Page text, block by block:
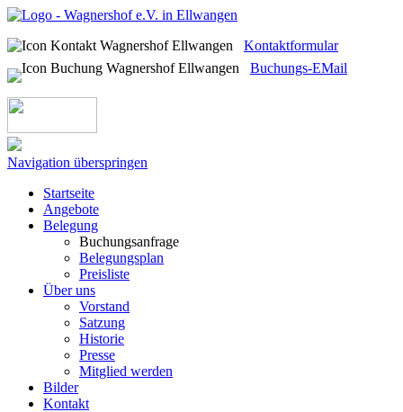
Kontaktformular
Buchungs-EMail
Navigation überspringen
Startseite
Angebote
Belegung
Buchungsanfrage
Belegungsplan
Preisliste
Über uns
Vorstand
Satzung
Historie
Presse
Mitglied werden
Bilder
Kontakt